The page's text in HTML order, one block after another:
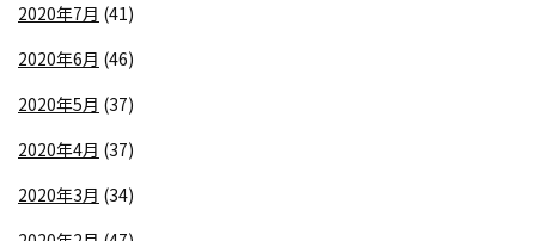
2020年7月 (41)
2020年6月 (46)
2020年5月 (37)
2020年4月 (37)
2020年3月 (34)